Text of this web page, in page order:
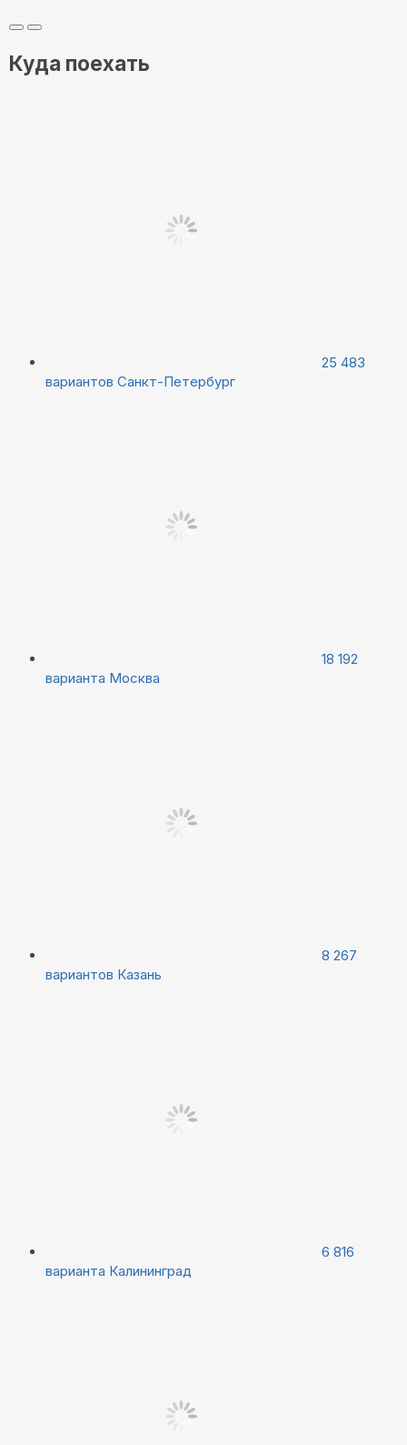
Куда поехать
25 483
вариантов Санкт-Петербург
18 192
варианта Москва
8 267
вариантов Казань
6 816
варианта Калининград